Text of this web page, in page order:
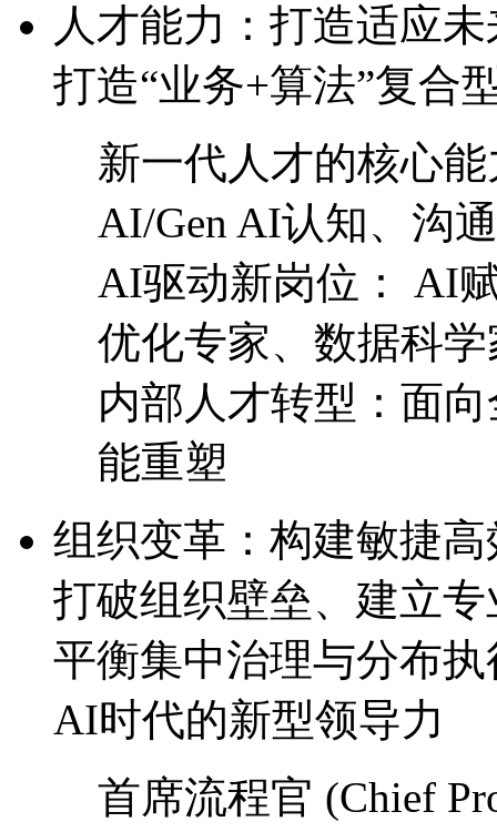
人才能力：打造适应
打造“业务+算法”复合
新一代人才的核心能力
AI/Gen AI认知、沟
AI驱动新岗位： AI
优化专家、数据科
内部人才转型：面向
能重塑
组织变革：构建敏
打破组织壁垒、建立
平衡集中治理与分布
AI时代的新型领导力
首席流程官 (Chief